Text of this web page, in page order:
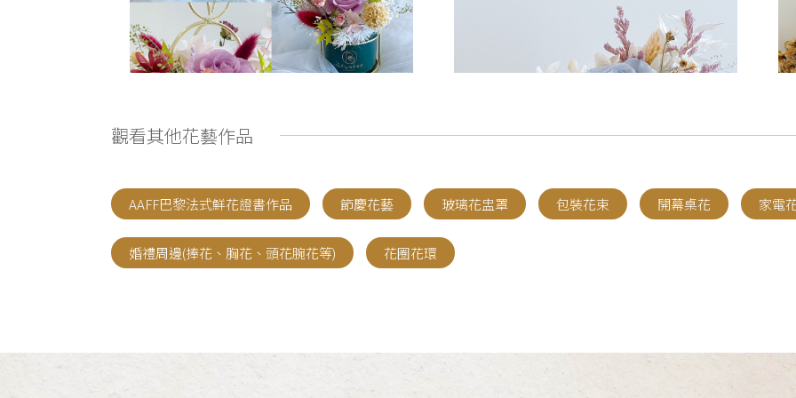
觀看其他花藝作品
AAFF巴黎法式鮮花證書作品 節慶花藝 玻璃花盅罩 包裝花束 開幕桌花 家電
婚禮周邊(捧花、胸花、頭花腕花等) 花圈花環